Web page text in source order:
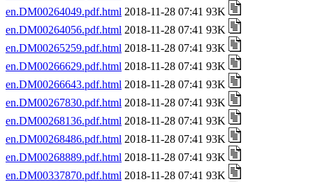
en.DM00264049.pdf.html 2018-11-28 07:41 93K
en.DM00264056.pdf.html 2018-11-28 07:41 93K
en.DM00265259.pdf.html 2018-11-28 07:41 93K
en.DM00266629.pdf.html 2018-11-28 07:41 93K
en.DM00266643.pdf.html 2018-11-28 07:41 93K
en.DM00267830.pdf.html 2018-11-28 07:41 93K
en.DM00268136.pdf.html 2018-11-28 07:41 93K
en.DM00268486.pdf.html 2018-11-28 07:41 93K
en.DM00268889.pdf.html 2018-11-28 07:41 93K
en.DM00337870.pdf.html 2018-11-28 07:41 93K